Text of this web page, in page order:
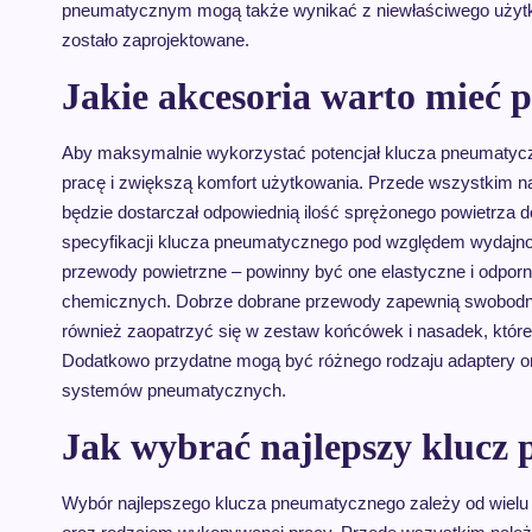
pneumatycznym mogą także wynikać z niewłaściwego
zostało zaprojektowane.
Jakie akcesoria warto mieć
Aby maksymalnie wykorzystać potencjał klucza
pracę i zwiększą komfort użytkowania. Przede wszystkim
będzie dostarczał odpowiednią ilość sprężonego powietrza
specyfikacji klucza pneumatycznego pod względem
przewody powietrzne – powinny być one elastyczne i
chemicznych. Dobrze dobrane przewody zapewnią
również zaopatrzyć się w zestaw końcówek i nasadek,
Dodatkowo przydatne mogą być różnego rodzaju adaptery
systemów pneumatycznych.
Jak wybrać najlepszy klucz
Wybór najlepszego klucza pneumatycznego zależy od